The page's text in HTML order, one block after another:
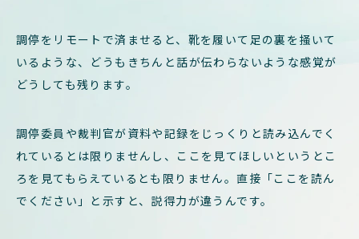
調停をリモートで済ませると、靴を履いて足の裏を掻いて
いるような、どうもきちんと話が伝わらないような感覚が
どうしても残ります。
調停委員や裁判官が資料や記録をじっくりと読み込んでく
れているとは限りませんし、ここを見てほしいというとこ
ろを見てもらえているとも限りません。直接「ここを読ん
でください」と示すと、説得力が違うんです。